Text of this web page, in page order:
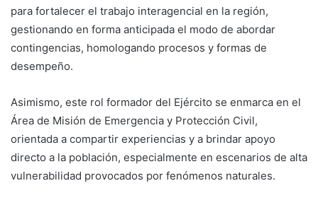
para fortalecer el trabajo interagencial en la región,
gestionando en forma anticipada el modo de abordar
contingencias, homologando procesos y formas de
desempeño.
Asimismo, este rol formador del Ejército se enmarca en el
Área de Misión de Emergencia y Protección Civil,
orientada a compartir experiencias y a brindar apoyo
directo a la población, especialmente en escenarios de alta
vulnerabilidad provocados por fenómenos naturales.